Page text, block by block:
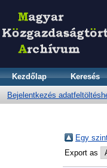
Kezdőlap Keresés
Bejelentkezés
Egy
Export as